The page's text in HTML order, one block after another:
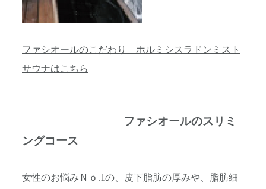
ファシオールのこだわり ホルミシスラドンミスト
サウナはこちら
ファシオールのスリミ
ングコース
女性のお悩みＮｏ.1の、皮下脂肪の厚みや、脂肪細